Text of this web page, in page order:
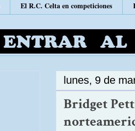
El R.C. Celta en competiciones
lunes, 9 de
Bridget